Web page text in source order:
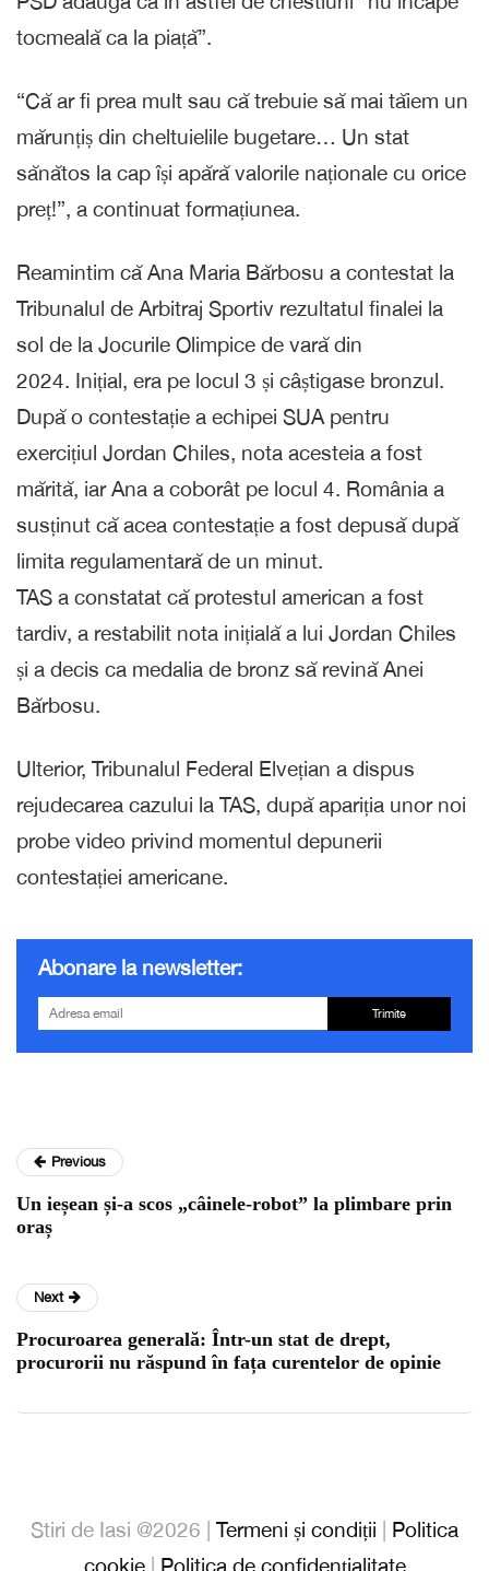
tocmeală ca la piață”.
“Că ar fi prea mult sau că trebuie să mai tăiem un
mărunțiș din cheltuielile bugetare… Un stat
sănătos la cap își apără valorile naționale cu orice
preț!”, a continuat formațiunea.
Reamintim că Ana Maria Bărbosu a contestat la
Tribunalul de Arbitraj Sportiv rezultatul finalei la
sol de la Jocurile Olimpice de vară din
2024. Inițial, era pe locul 3 și câștigase bronzul.
După o contestație a echipei SUA pentru
exercițiul Jordan Chiles, nota acesteia a fost
mărită, iar Ana a coborât pe locul 4. România a
susținut că acea contestație a fost depusă după
limita regulamentară de un minut.
TAS a constatat că protestul american a fost
tardiv, a restabilit nota inițială a lui Jordan Chiles
și a decis ca medalia de bronz să revină Anei
Bărbosu.
Ulterior, Tribunalul Federal Elvețian a dispus
rejudecarea cazului la TAS, după apariția unor noi
probe video privind momentul depunerii
contestației americane.
Abonare la newsletter:
Trimite
Previous
Un ieșean și-a scos „câinele-robot” la plimbare prin
oraș
Next
Procuroarea generală: Într-un stat de drept,
procurorii nu răspund în fața curentelor de opinie
Stiri de Iasi @2026 | Termeni și condiții
Politica
cookie| Politica de confidențialitate